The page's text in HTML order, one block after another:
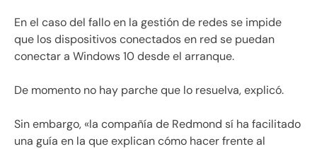
En el caso del fallo en la gestión de redes se impide
que los dispositivos conectados en red se puedan
conectar a Windows 10 desde el arranque.
De momento no hay parche que lo resuelva, explicó.
Sin embargo, «la compañía de Redmond sí ha facilitado
una guía en la que explican cómo hacer frente al